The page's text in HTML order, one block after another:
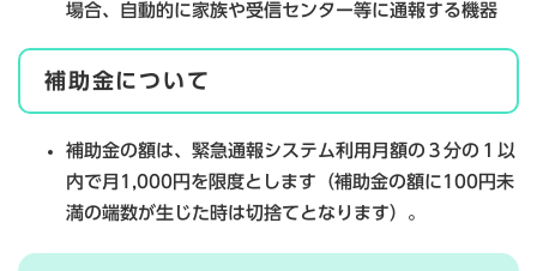
場合、自動的に家族や受信センター等に通報する機器
補助金について
補助金の額は、緊急通報システム利用月額の３分の１以
内で月1,000円を限度とします（補助金の額に100円未
満の端数が生じた時は切捨てとなります）。